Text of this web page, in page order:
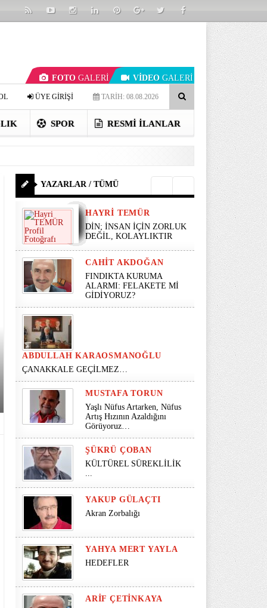
FOTO GALERİ VİDEO GALERİ
TARİH: 08.08.2026
ÜYE GİRİŞİ
SPOR RESMI İLANLAR
YAZARLAR / TÜMÜ
HAYRI TEMÜR
DİN; İNSAN İÇİN ZORLUK
DEĞİL, KOLAYLIKTIR
CAHIT AKDOĞAN
FINDIKTA KURUMA
ALARMI: FELAKETE Mİ
GİDİYORUZ?
ABDULLAH KARAOSMANOĞLU
ÇANAKKALE GEÇİLMEZ…
MUSTAFA TORUN
Yaşlı Nüfus Artarken, Nüfus
Artış Hızının Azaldığını
Görüyoruz…
ŞÜKRÜ ÇOBAN
KÜLTÜREL SÜREKLİLİK
...
YAKUP GÜLAÇTI
Akran Zorbalığı
YAHYA MERT YAYLA
HEDEFLER
ARIF ÇETINKAYA